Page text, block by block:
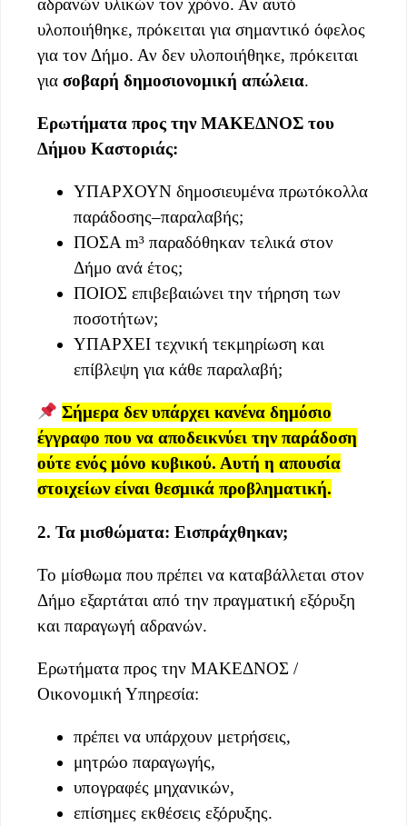
αδρανών υλικών τον χρόνο. Αν αυτό
υλοποιήθηκε, πρόκειται για σημαντικό όφελος
για τον Δήμο. Αν δεν υλοποιήθηκε, πρόκειται
για σοβαρή δημοσιονομική απώλεια.
Ερωτήματα προς την ΜΑΚΕΔΝΟΣ του
Δήμου Καστοριάς:
ΥΠΑΡΧΟΥΝ δημοσιευμένα πρωτόκολλα
παράδοσης–παραλαβής;
ΠΟΣΑ m³ παραδόθηκαν τελικά στον
Δήμο ανά έτος;
ΠΟΙΟΣ επιβεβαιώνει την τήρηση των
ποσοτήτων;
ΥΠΑΡΧΕΙ τεχνική τεκμηρίωση και
επίβλεψη για κάθε παραλαβή;
Σήμερα δεν υπάρχει κανένα δημόσιο
έγγραφο που να αποδεικνύει την παράδοση
ούτε ενός μόνο κυβικού. Αυτή η απουσία
στοιχείων είναι θεσμικά προβληματική.
2. Τα μισθώματα: Εισπράχθηκαν;
Το μίσθωμα που πρέπει να καταβάλλεται στον
Δήμο εξαρτάται από την πραγματική εξόρυξη
και παραγωγή αδρανών.
Ερωτήματα προς την ΜΑΚΕΔΝΟΣ /
Οικονομική Υπηρεσία:
πρέπει να υπάρχουν μετρήσεις,
μητρώο παραγωγής,
υπογραφές μηχανικών,
επίσημες εκθέσεις εξόρυξης.